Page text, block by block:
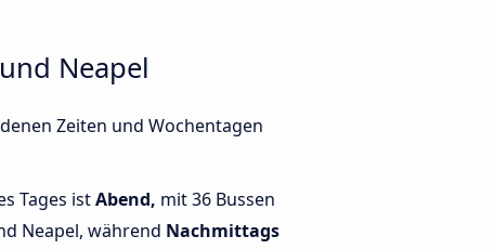
Neapel
Zeiten und Wochentagen
Tages istAbend, mit 36 Bussen
Neapel, während Nachmittags